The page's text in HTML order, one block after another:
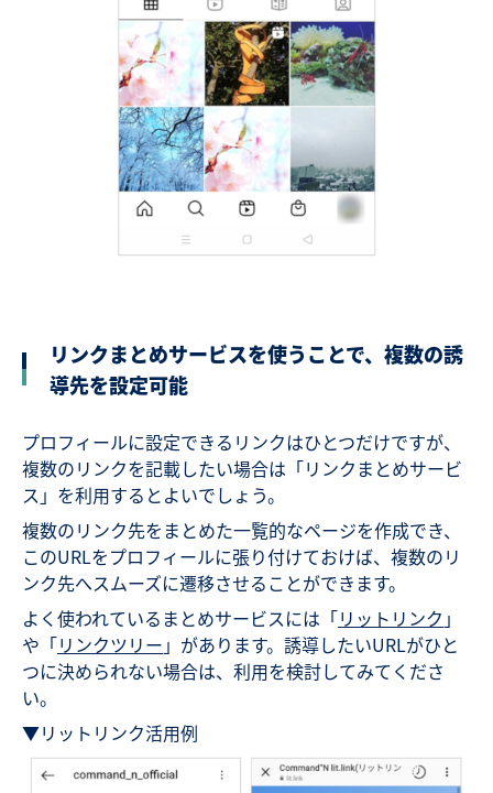
リンクまとめサービスを使うことで、複数の誘
導先を設定可能
プロフィールに設定できるリンクはひとつだけですが、
複数のリンクを記載したい場合は「リンクまとめサービ
ス」を利用するとよいでしょう。
複数のリンク先をまとめた一覧的なページを作成でき、
このURLをプロフィールに張り付けておけば、複数のリ
ンク先へスムーズに遷移させることができます。
よく使われているまとめサービスには「リットリンク 」
や「リンクツリー 」があります。誘導したいURLがひと
つに決められない場合は、利用を検討してみてくださ
い。
▼リットリンク活用例